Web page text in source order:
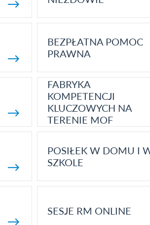
BEZPŁATNA POMOC
PRAWNA
FABRYKA
KOMPETENCJI
KLUCZOWYCH NA
TERENIE MOF
POSIŁEK W DOMU I
SZKOLE
SESJE RM ONLINE